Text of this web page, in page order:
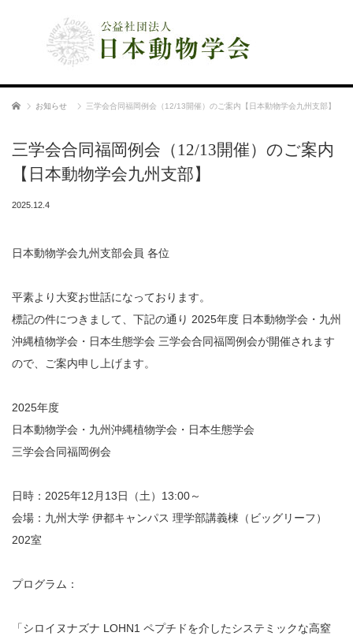
ホーム お知らせ 三学会合同福岡例会（12/13開催）のご案内【日本動物学会九州支部】
三学会合同福岡例会（12/13開催）のご案内
【日本動物学会九州支部】
2025.12.4
日本動物学会九州支部会員 各位
平素より大変お世話になっております。
標記の件につきまして、下記の通り 2025年度 日本動物学会・九州
沖縄植物学会・日本生態学会 三学会合同福岡例会が開催されます
ので、ご案内申し上げます。
2025年度
日本動物学会・九州沖縄植物学会・日本生態学会
三学会合同福岡例会
日時：2025年12月13日（土）13:00～
会場：九州大学 伊都キャンパス 理学部講義棟（ビッグリーフ）
202室
プログラム：
「シロイヌナズナ LOHN1 ペプチドを介したシステミックな高窒